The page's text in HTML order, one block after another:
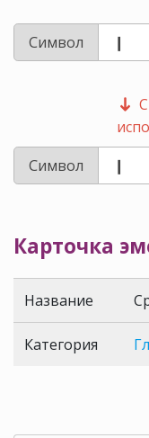
Символ
Символ
Карточка
Название
Категория